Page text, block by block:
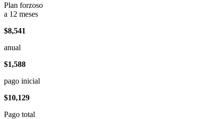
Plan forzoso
a 12 meses
$8,541
anual
$1,588
pago inicial
$10,129
Pago total